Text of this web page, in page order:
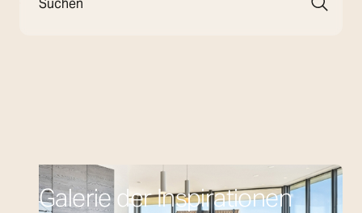
Galerie der Inspirationen